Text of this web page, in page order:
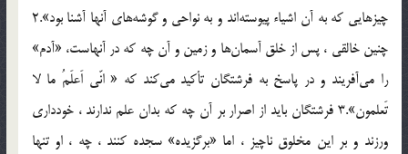
چيزهايى كه به آن اشياء پيوسته‌اند و به نواحى و گوشه‌هاى آنها آشنا بود».2
چنين خالقى ، پس از خلق آسمان‌ها و زمين و آن چه كه در آنهاست، «آدم»
را مى‌آفريند و در پاسخ به فرشتگان تأكيد مى‌كند كه « انّى اَعلَمُ ما لا
تَعلمون».3 فرشتگان بايد از اصرار بر آن چه كه بدان علم ندارند ، خوددارى
ورزند و بر اين مخلوق ناچيز ، اما «برگزيده» سجده كنند ، چه ، او تنها